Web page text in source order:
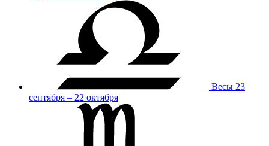
Весы 23
сентября – 22 октября